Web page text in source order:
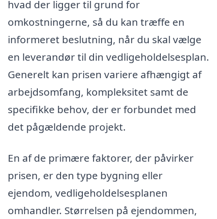
hvad der ligger til grund for
omkostningerne, så du kan træffe en
informeret beslutning, når du skal vælge
en leverandør til din vedligeholdelsesplan.
Generelt kan prisen variere afhængigt af
arbejdsomfang, kompleksitet samt de
specifikke behov, der er forbundet med
det pågældende projekt.
En af de primære faktorer, der påvirker
prisen, er den type bygning eller
ejendom, vedligeholdelsesplanen
omhandler. Størrelsen på ejendommen,